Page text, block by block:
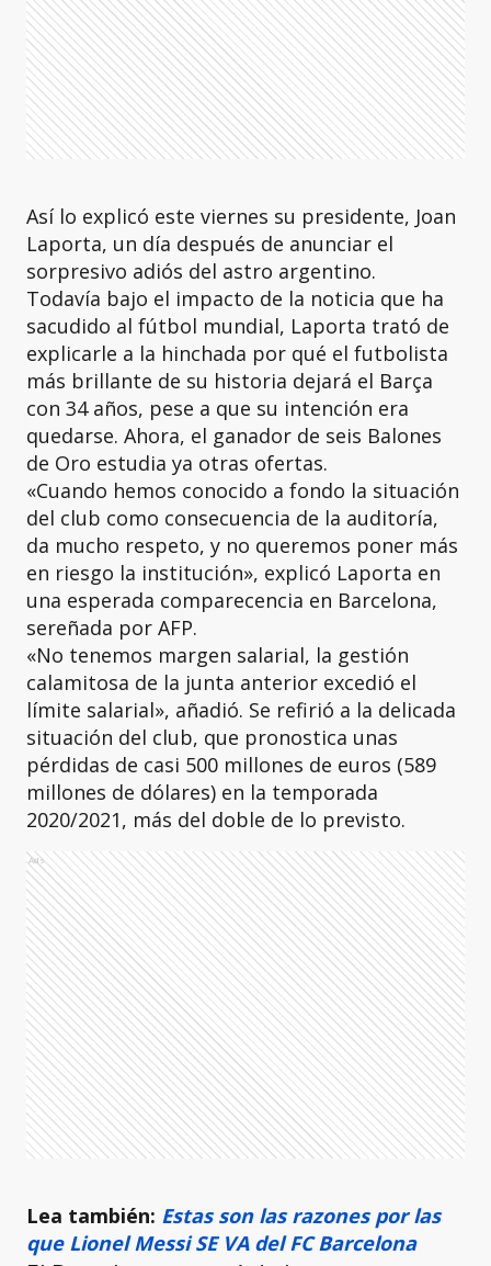
Así lo explicó este viernes su presidente, Joan
Laporta, un día después de anunciar el
sorpresivo adiós del astro argentino.
Todavía bajo el impacto de la noticia que ha
sacudido al fútbol mundial, Laporta trató de
explicarle a la hinchada por qué el futbolista
más brillante de su historia dejará el Barça
con 34 años, pese a que su intención era
quedarse. Ahora, el ganador de seis Balones
de Oro estudia ya otras ofertas.
«Cuando hemos conocido a fondo la situación
del club como consecuencia de la auditoría,
da mucho respeto, y no queremos poner más
en riesgo la institución», explicó Laporta en
una esperada comparecencia en Barcelona,
sereñada por AFP.
«No tenemos margen salarial, la gestión
calamitosa de la junta anterior excedió el
límite salarial», añadió. Se refirió a la delicada
situación del club, que pronostica unas
pérdidas de casi 500 millones de euros (589
millones de dólares) en la temporada
2020/2021, más del doble de lo previsto.
Ads
Lea también: Estas son las razones por las
que Lionel Messi SE VA del FC Barcelona